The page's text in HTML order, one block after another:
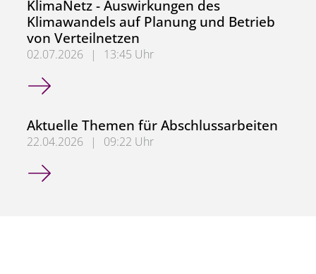
KlimaNetz - Auswirkungen des
Klimawandels auf Planung und Betrieb
von Verteilnetzen
02.07.2026 |
13:45 Uhr
KlimaNetz - Auswirkungen des Klimawandels auf
Aktuelle Themen für Abschlussarbeiten
22.04.2026 |
09:22 Uhr
Aktuelle Themen für Abschlussarbeiten